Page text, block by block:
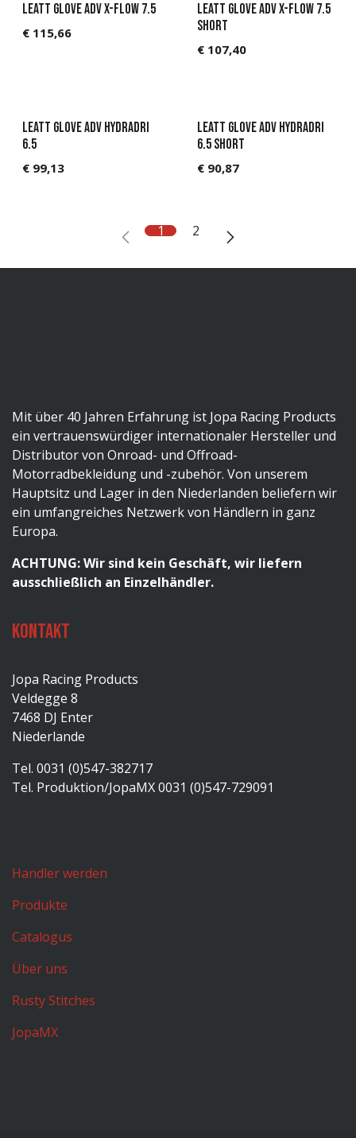
Leatt Glove ADV X-Flow 7.5
€ 115,66
Leatt Glove ADV X-Flow 7.5
Short
€ 107,40
Leatt Glove ADV HydraDri
6.5
€ 99,13
Leatt Glove ADV HydraDri
6.5 Short
€ 90,87
1 2
Mit über 40 Jahren Erfahrung ist Jopa Racing Products
ein vertrauenswürdiger internationaler Hersteller und
Distributor von Onroad- und Offroad-
Motorradbekleidung und -zubehör. Von unserem
Hauptsitz und Lager in den Niederlanden beliefern wir
ein umfangreiches Netzwerk von Händlern in ganz
Europa.
ACHTUNG: Wir sind kein Geschäft, wir liefern
ausschließlich an Einzelhändler.
Kontakt
Jopa Racing Products
Veldegge 8
7468 DJ Enter
Niederlande
Tel. 0031 (0)547-382717
Tel. Produktion/JopaMX 0031 (0)547-729091
Handler werden
Produkte
Catalogus
Über uns
Rusty Stitches
JopaMX